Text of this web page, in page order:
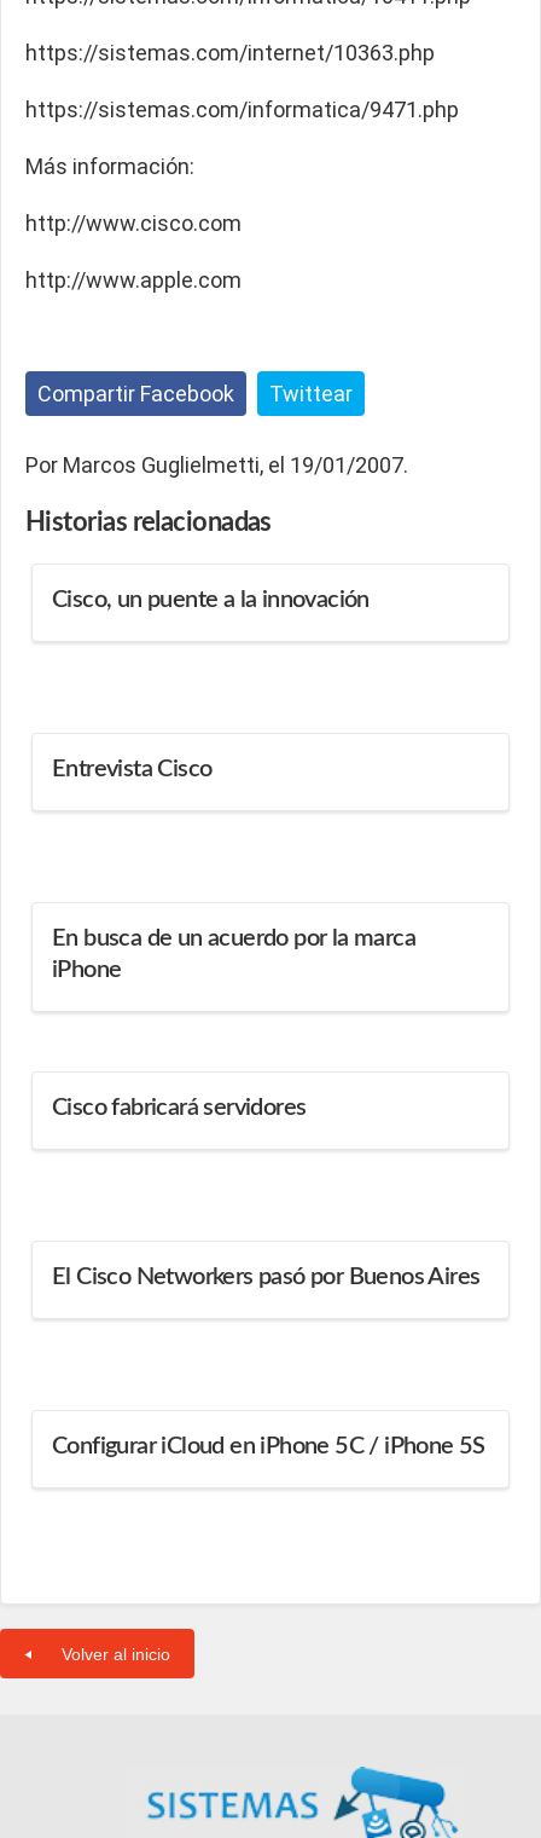
https://sistemas.com/internet/10363.php
https://sistemas.com/informatica/9471.php
Más información:
http://www.cisco.com
http://www.apple.com
Compartir Facebook Twittear
Por Marcos Guglielmetti, el 19/01/2007.
Historias relacionadas
Cisco, un puente a la innovación
Entrevista Cisco
En busca de un acuerdo por la marca
iPhone
Cisco fabricará servidores
El Cisco Networkers pasó por Buenos Aires
Configurar iCloud en iPhone 5C / iPhone 5S
Volver al inicio